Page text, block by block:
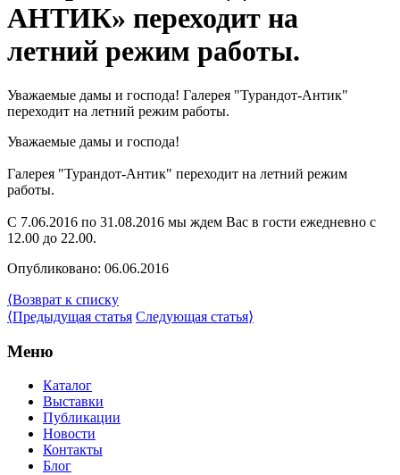
АНТИК» переходит на
летний режим работы.
Уважаемые дамы и господа! Галерея "Турандот-Антик"
переходит на летний режим работы.
Уважаемые дамы и господа!
Галерея "Турандот-Антик" переходит на летний режим
работы.
С 7.06.2016 по 31.08.2016 мы ждем Вас в гости ежедневно с
12.00 до 22.00.
Опубликовано: 06.06.2016
⟨Возврат к списку
⟨Предыдущая статья Следующая статья⟩
Меню
Каталог
Выставки
Публикации
Новости
Контакты
Блог